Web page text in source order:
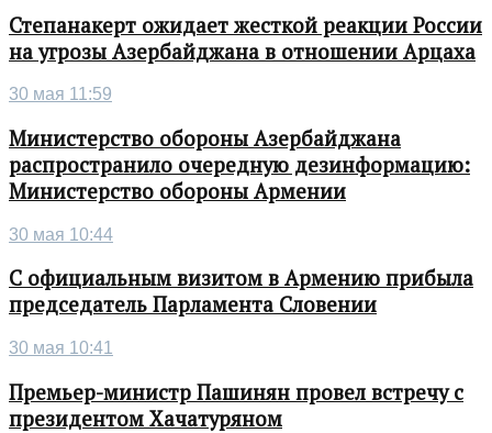
Степанакерт ожидает жесткой реакции России
на угрозы Азербайджана в отношении Арцаха
30 мая 11:59
Министерство обороны Азербайджана
распространило очередную дезинформацию:
Министерство обороны Армении
30 мая 10:44
С официальным визитом в Армению прибыла
председатель Парламента Словении
30 мая 10:41
Премьер-министр Пашинян провел встречу с
президентом Хачатуряном